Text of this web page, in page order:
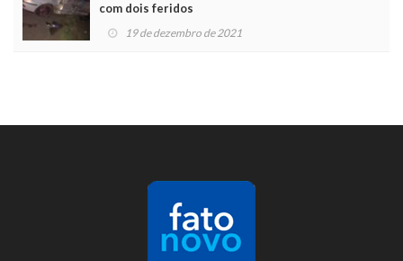
com dois feridos
19 de dezembro de 2021